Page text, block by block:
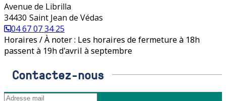
Avenue de Librilla
34430 Saint Jean de Védas
04 67 07 34 25
Horaires / À noter : Les horaires de fermeture à 18h
passent à 19h d'avril à septembre
Contactez-nous